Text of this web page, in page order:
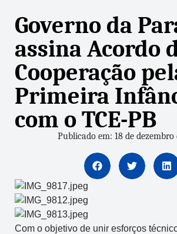
Governo da
assina Acordo
Cooperação
Primeira
com o TCE-PB
Publicado em: 18 de dezembro
Com o objetivo de unir esforços